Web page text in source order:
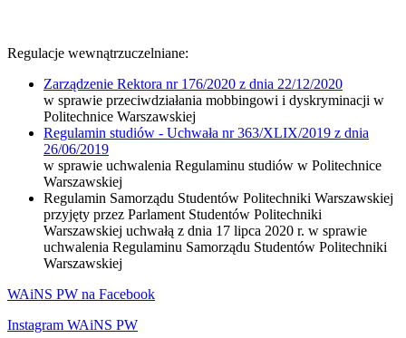
Regulacje wewnątrzuczelniane:
Zarządzenie Rektora nr 176/2020 z dnia 22/12/2020
w sprawie przeciwdziałania mobbingowi i dyskryminacji w
Politechnice Warszawskiej
Regulamin studiów - Uchwała nr 363/XLIX/2019 z dnia
26/06/2019
w sprawie uchwalenia Regulaminu studiów w Politechnice
Warszawskiej
Regulamin Samorządu Studentów Politechniki Warszawskiej
przyjęty przez Parlament Studentów Politechniki
Warszawskiej uchwałą z dnia 17 lipca 2020 r. w sprawie
uchwalenia Regulaminu Samorządu Studentów Politechniki
Warszawskiej
WAiNS PW na Facebook
Instagram WAiNS PW